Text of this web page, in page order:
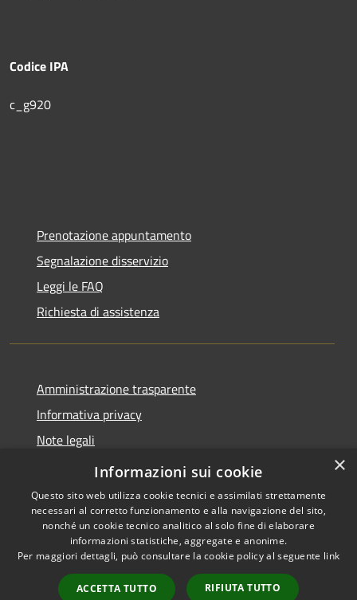
Codice IPA
c_g920
Prenotazione appuntamento
Segnalazione disservizio
Leggi le FAQ
Richiesta di assistenza
Amministrazione trasparente
Informativa privacy
Note legali
Dichiarazione di accessibilità
Accessibilità
Copyright © 2026 • Comune di
Porto San Giorgio • Powered by
Municipium•
Accesso
×
Informazioni sui cookie
Questo sito web utilizza cookie tecnici e assimilati strettamente
necessari al corretto funzionamento e alla navigazione del sito,
nonché un cookie tecnico analitico al solo fine di elaborare
informazioni statistiche, aggregate e anonime.
Per maggiori dettagli, può consultare la cookie policy al seguente link
ACCETTA TUTTO RIFIUTA TUTTO